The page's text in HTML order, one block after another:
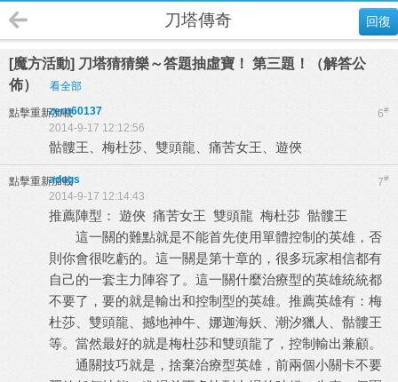
回復
刀塔傳奇
[魔方活動] 刀塔猜猜樂～答題抽虛寶！ 第三題！（解答公
佈）
看全部
點擊重新加載 6#
zero60137
2014-9-17 12:12:56
骷髏王、梅杜莎、雙頭龍、痛苦女王、遊俠
點擊重新加載 7#
adogs
2014-9-17 12:14:43
推薦陣型： 遊俠 痛苦女王 雙頭龍 梅杜莎 骷髏王
這一關的難點就是不能首先使用單體控制的英雄，否
則你會很吃虧的。這一關是第十章的，很多玩家相信都有
自己的一套主力陣容了。這一關什麼治療型的英雄統統都
不要了，要的就是輸出和控制型的英雄。推薦英雄有：梅
杜莎、雙頭龍、撼地神牛、娜迦海妖、潮汐獵人、骷髏王
等。當然最好的就是梅杜莎和雙頭龍了，控制輸出兼顧。
通關技巧就是，捨棄治療型英雄，前兩個小關卡不要